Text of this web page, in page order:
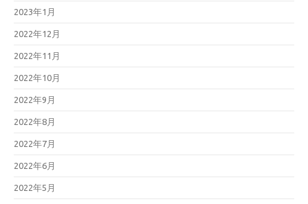
2023年1月
2022年12月
2022年11月
2022年10月
2022年9月
2022年8月
2022年7月
2022年6月
2022年5月